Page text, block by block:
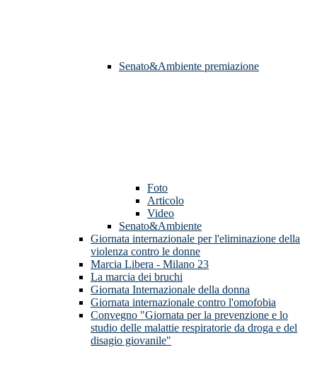
Senato&Ambiente premiazione
Foto
Articolo
Video
Senato&Ambiente
Giornata internazionale per l'eliminazione della
violenza contro le donne
Marcia Libera - Milano 23
La marcia dei bruchi
Giornata Internazionale della donna
Giornata internazionale contro l'omofobia
Convegno "Giornata per la prevenzione e lo
studio delle malattie respiratorie da droga e del
disagio giovanile"